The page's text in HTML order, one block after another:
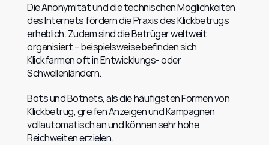
Die Anonymität und die technischen Möglichkeiten
des Internets fördern die Praxis des Klickbetrugs
erheblich. Zudem sind die Betrüger weltweit
organisiert – beispielsweise befinden sich
Klickfarmen oft in Entwicklungs- oder
Schwellenländern.
Bots und Botnets, als die häufigsten Formen von
Klickbetrug, greifen Anzeigen und Kampagnen
vollautomatisch an und können sehr hohe
Reichweiten erzielen.